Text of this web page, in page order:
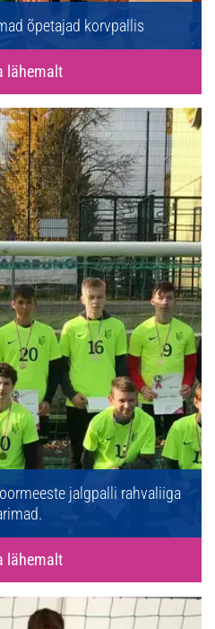
õpetajad korvpallis
lähemalt
jalgpalli rahvaliiga
lähemalt